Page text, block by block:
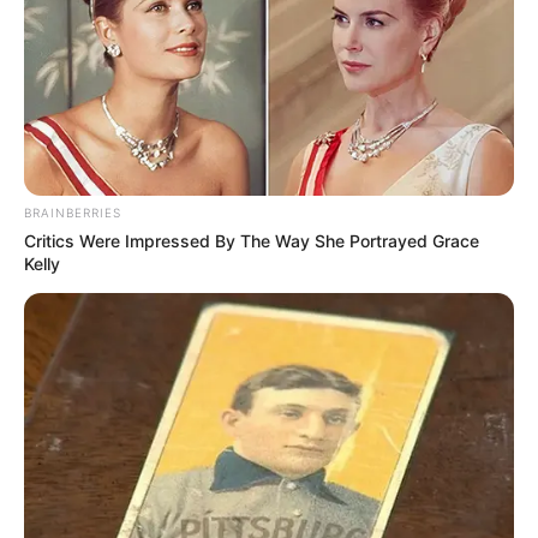
23 Septiembre
4a Etapa: La Dorada - Honda - Guaduas - Villeta – Faca
142.1 kms
Hora de Salida: 8:15
Hora de Llegada Aprox: 12:20 pm
24 Septiembre
5a Etapa: Funza – Mosquera - La Mesa - Anapoima-
Apulo – Tocaima – Girardot – Espinal – Chicoral –
Picaleña – Ibagué 196 Kms
Hora de Salida: 8:00 am
Hora de Llegada Aprox: 12:40
25 Septiembre
6a Etapa: Venadillo – Lérida - Armero- Líbano - Murillo -
Alto el Sifón - Manizales 168.1 kms
Hora de Salida: 9:30
Hora de Llegada Aprox: 3:15 pm
26 Septiembre
BRAINBERRIES
Critics Were Impressed By The Way She Portrayed Grace
Kelly